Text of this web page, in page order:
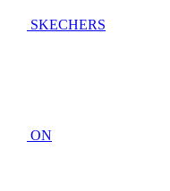
SKECHERS
ON